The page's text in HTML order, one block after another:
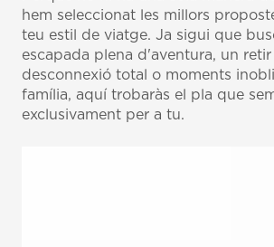
hem seleccionat les millors
teu estil de viatge. Ja sigui que
escapada plena d'aventura, un
desconnexió total o moments
família, aquí trobaràs el pla que
exclusivament per a tu.